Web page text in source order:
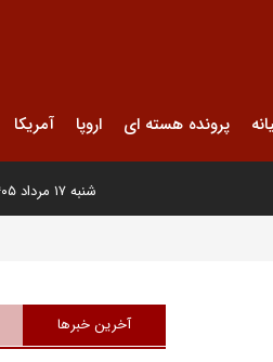
پرونده هسته ای اروپا آمریکا
شنبه ۱۷ مرداد ۱۴۰۵
آخرین خبرها